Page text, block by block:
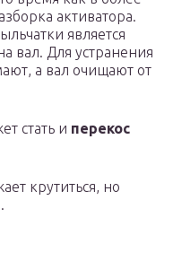
активатора.
является
вал. Для устранения
а вал очищают от
стать и перекос
крутиться, но